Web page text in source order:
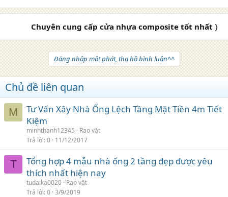
Chuyên cung cấp cửa nhựa composite tốt nhất 〉
Đăng nhập một phát, tha hồ bình luận^^
Chủ đề liên quan
M
Tư Vấn Xây Nhà Ống Lệch Tầng Mặt Tiền 4m Tiết
Kiệm
minhthanh12345
Rao vặt
Trả lời 0 11/12/2017
T
Tổng hợp 4 mẫu nhà ống 2 tầng đẹp được yêu
thích nhất hiện nay
tudaika0020 Rao vặt
Trả lời 0 3/9/2019